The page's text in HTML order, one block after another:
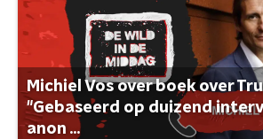
Michiel Vos over boek over
"Gebaseerd op duizend
anon ...